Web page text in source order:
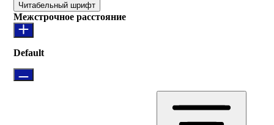
Читабельный шрифт
Межстрочное расстояние
Default